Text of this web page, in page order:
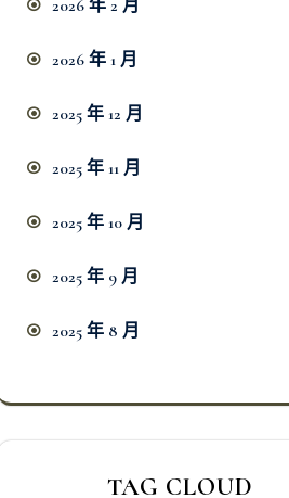
2026 年 2 月
2026 年 1 月
2025 年 12 月
2025 年 11 月
2025 年 10 月
2025 年 9 月
2025 年 8 月
TAG CLOUD